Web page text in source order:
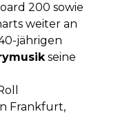
200 sowie
weiter an
jährigen
seine
Frankfurt,